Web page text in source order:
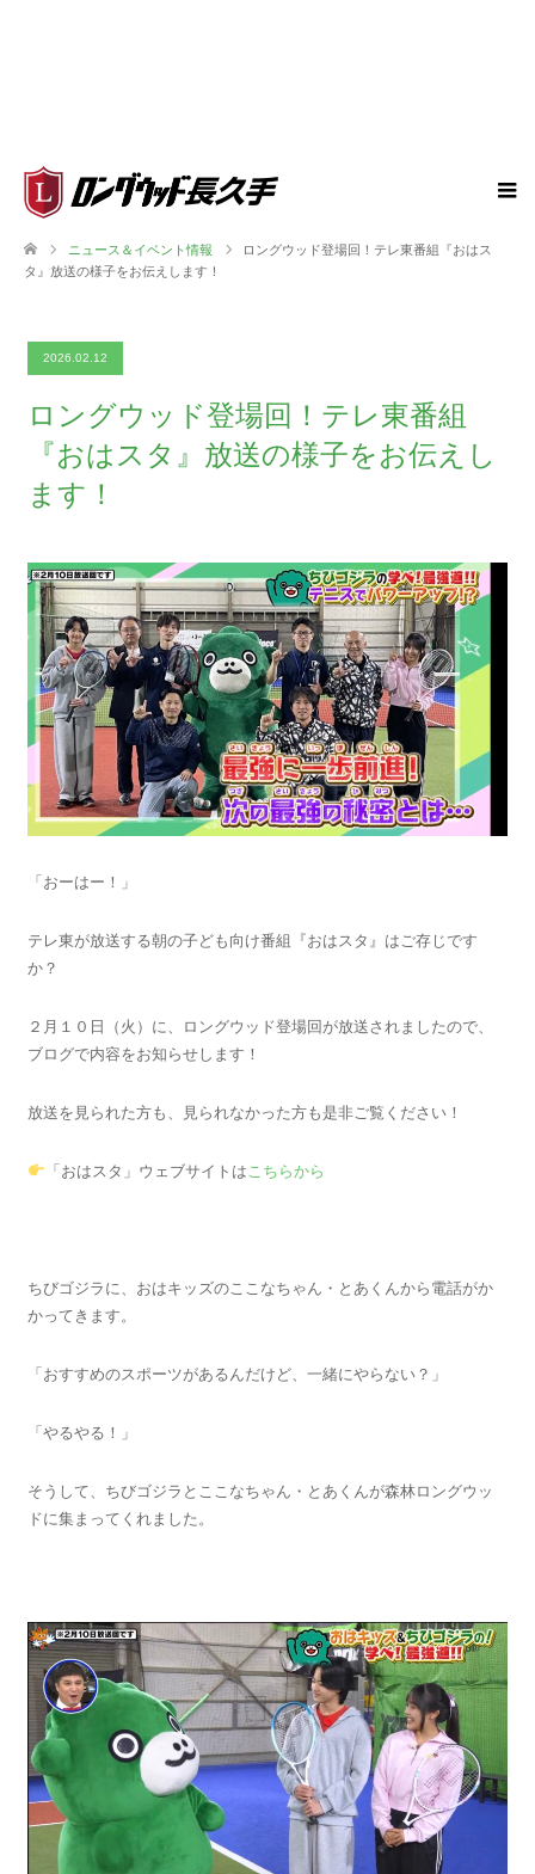
ニュース＆イベント情報
ロングウッド登場回！テレ東番組『おはス
タ』放送の様子をお伝えします！
2026.02.12
ロングウッド登場回！テレ東番組
『おはスタ』放送の様子をお伝えし
ます！
「おーはー！」
テレ東が放送する朝の子ども向け番組『おはスタ』はご存じです
か？
２月１０日（火）に、ロングウッド登場回が放送されましたので、
ブログで内容をお知らせします！
放送を見られた方も、見られなかった方も是非ご覧ください！
「おはスタ」ウェブサイトは こちらから
ちびゴジラに、おはキッズのここなちゃん・とあくんから電話がか
かってきます。
「おすすめのスポーツがあるんだけど、一緒にやらない？」
「やるやる！」
そうして、ちびゴジラとここなちゃん・とあくんが森林ロングウッ
ドに集まってくれました。